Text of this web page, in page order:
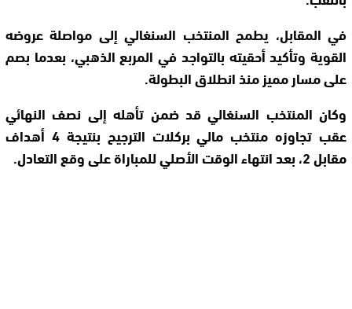
في المقابل، يطمح المنتخب السنغالي إلى مواصلة عروضه
القوية وتأكيد أحقيته بالتواجد في المربع الذهبي، بعدما بصم
على مسار مميز منذ انطلاق البطولة.
وكان المنتخب السنغالي قد ضمن تأهله إلى نصف النهائي
عقب تجاوزه منتخب مالي بركلات الترجيح بنتيجة 4 أهداف
مقابل 2، بعد انتهاء الوقت الأصلي للمباراة على وقع التعادل.